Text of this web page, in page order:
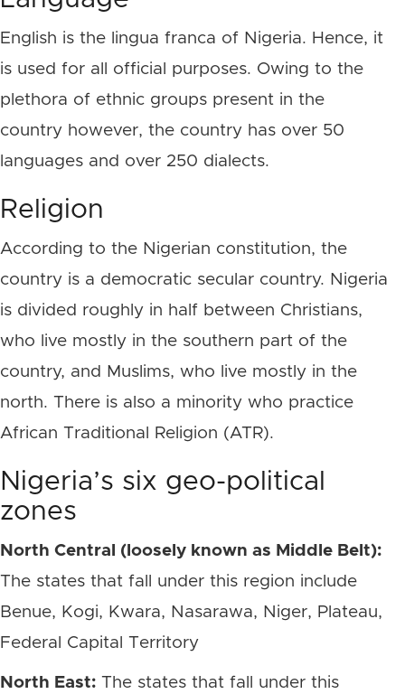
English is the lingua franca of Nigeria. Hence, it
is used for all official purposes. Owing to the
plethora of ethnic groups present in the
country however, the country has over 50
languages and over 250 dialects.
Religion
According to the Nigerian constitution, the
country is a democratic secular country. Nigeria
is divided roughly in half between Christians,
who live mostly in the southern part of the
country, and Muslims, who live mostly in the
north. There is also a minority who practice
African Traditional Religion (ATR).
Nigeria’s six geo-political
zones
North Central (loosely known as Middle Belt):
The states that fall under this region include
Benue, Kogi, Kwara, Nasarawa, Niger, Plateau,
Federal Capital Territory
North East: The states that fall under this